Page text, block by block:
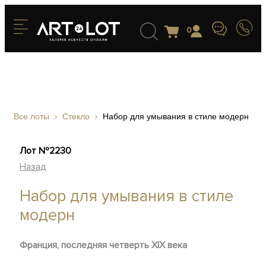
0
Все лоты Стекло Набор для умывания в стиле модерн
Лот №2230
Назад
Набор для умывания в стиле
модерн
Франция, последняя четверть XIX века